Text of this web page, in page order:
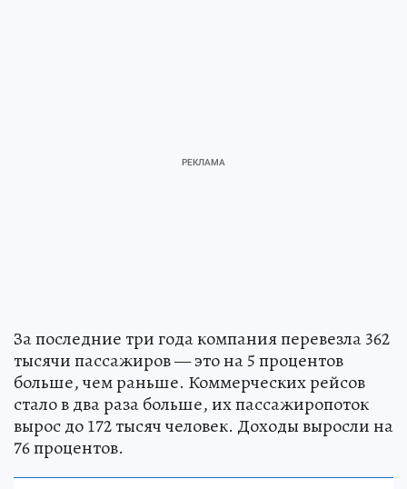
За последние три года компания перевезла 362
тысячи пассажиров — это на 5 процентов
больше, чем раньше. Коммерческих рейсов
стало в два раза больше, их пассажиропоток
вырос до 172 тысяч человек. Доходы выросли на
76 процентов.